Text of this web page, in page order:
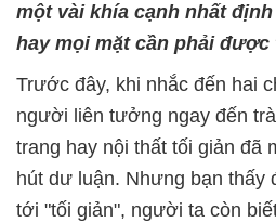
một vài khía cạnh nhất
hay mọi mặt cần phải được
Trước đây, khi nhắc đến hai
người liên tưởng ngay đến
trang hay nội thất tối giản đã
hút dư luận. Nhưng bạn thấy
tới "tối giản", người ta còn